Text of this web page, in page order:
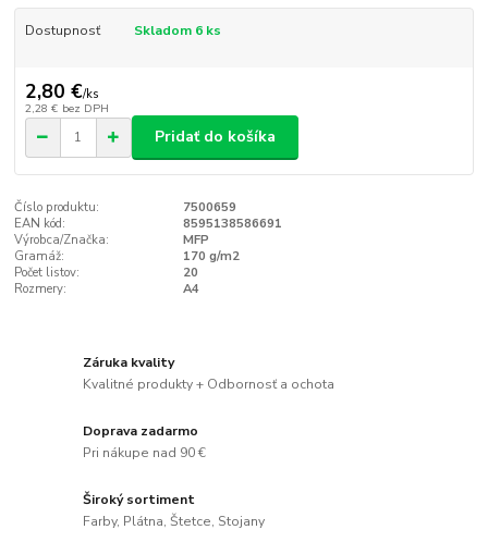
Dostupnosť Skladom 6 ks
2,80 €/ks
2,28 € bez DPH
Pridať do košíka
Číslo produktu:
7500659
EAN kód:
8595138586691
Výrobca/Značka:
MFP
Gramáž:
170 g/m2
Počet listov:
20
Rozmery:
A4
Záruka kvality
Kvalitné produkty + Odbornosť a ochota
Doprava zadarmo
Pri nákupe nad 90 €
Široký sortiment
Farby, Plátna, Štetce, Stojany